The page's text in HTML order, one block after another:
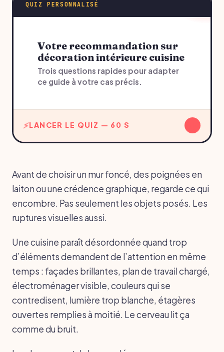
QUIZ PERSONNALISÉ
Votre recommandation sur
décoration intérieure cuisine
Trois questions rapides pour adapter
ce guide à votre cas précis.
LANCER LE QUIZ — 60 S
Avant de choisir un mur foncé, des poignées en
laiton ou une crédence graphique, regarde ce qui
encombre. Pas seulement les objets posés. Les
ruptures visuelles aussi.
Une cuisine paraît désordonnée quand trop
d’éléments demandent de l’attention en même
temps : façades brillantes, plan de travail chargé,
électroménager visible, couleurs qui se
contredisent, lumière trop blanche, étagères
ouvertes remplies à moitié. Le cerveau lit ça
comme du bruit.